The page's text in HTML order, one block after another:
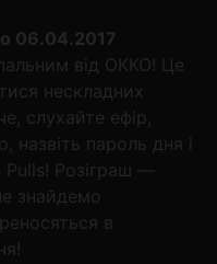
06.04.2017
від ОККО! Це
нескладних
слухайте ефір,
назвіть пароль дня і
Розіграш —
знайдемо
в